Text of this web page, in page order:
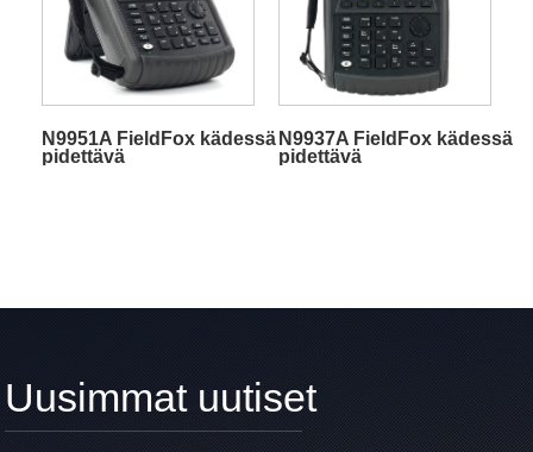
N9951A FieldFox kädessä
pidettävä
N9937A FieldFox kädessä
pidettävä
Uusimmat uutiset